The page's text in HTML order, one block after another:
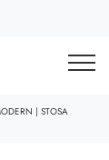
| STOSA